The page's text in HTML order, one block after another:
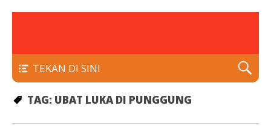
TEKAN DI SINI
TAG: UBAT LUKA DI PUNGGUNG